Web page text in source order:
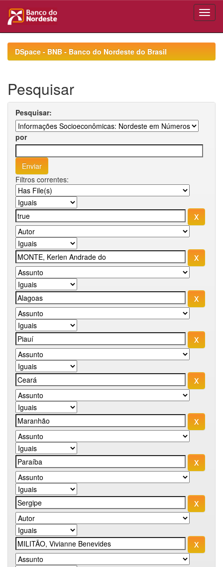
navigationDSpace - BNB - Banco do Nordeste do Brasil
Pesquisar
Pesquisar:
por
Filtros correntes: